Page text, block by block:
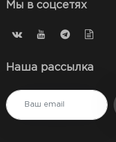
Мы в соцсетях
Наша рассылка